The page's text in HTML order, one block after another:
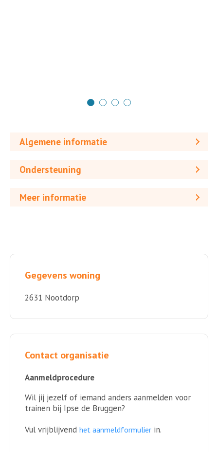
Algemene informatie
Ondersteuning
Meer informatie
Gegevens woning
2631 Nootdorp
Contact organisatie
Aanmeldprocedure
Wil jij jezelf of iemand anders aanmelden voor
trainen bij Ipse de Bruggen?
Vul vrijblijvend het aanmeldformulier in.